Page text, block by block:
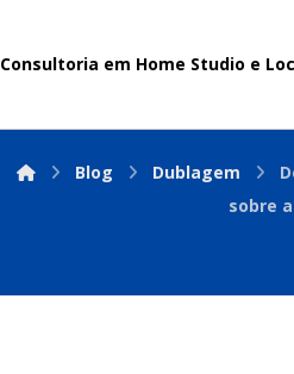
Consultoria em Home Studio e
Blog Dublagem
sobre